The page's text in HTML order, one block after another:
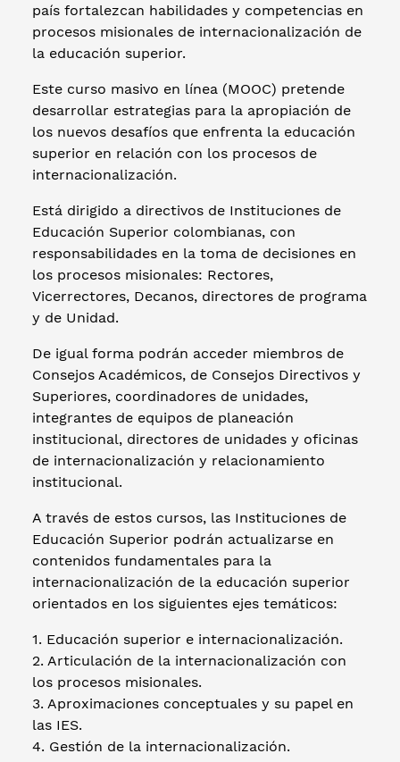
país fortalezcan habilidades y competencias en
procesos misionales de internacionalización de
la educación superior.
Este curso masivo en línea (MOOC) pretende
desarrollar estrategias para la apropiación de
los nuevos desafíos que enfrenta la educación
superior en relación con los procesos de
internacionalización.
Está dirigido a directivos de Instituciones de
Educación Superior colombianas, con
responsabilidades en la toma de decisiones en
los procesos misionales: Rectores,
Vicerrectores, Decanos, directores de programa
y de Unidad.
De igual forma podrán acceder miembros de
Consejos Académicos, de Consejos Directivos y
Superiores, coordinadores de unidades,
integrantes de equipos de planeación
institucional, directores de unidades y oficinas
de internacionalización y relacionamiento
institucional.
A través de estos cursos, las Instituciones de
Educación Superior podrán actualizarse en
contenidos fundamentales para la
internacionalización de la educación superior
orientados en los siguientes ejes temáticos:
1. Educación superior e internacionalización.
2. Articulación de la internacionalización con
los procesos misionales.
3. Aproximaciones conceptuales y su papel en
las IES.
4. Gestión de la internacionalización.